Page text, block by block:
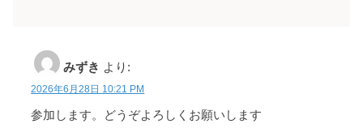
みずき より:
2026年6月28日 10:21 PM
参加します。どうぞよろしくお願いします